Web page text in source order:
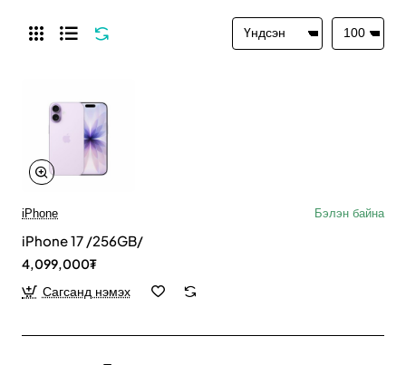
iPhone Бэлэн байна
iPhone 17 /256GB/
4,099,000₮
Сагсанд нэмэх